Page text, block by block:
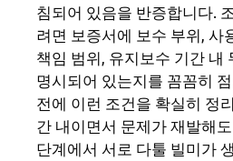
침되어 있음을 반증합니다.
려면 보증서에 보수 부위, 사
책임 범위, 유지보수 기간 내
명시되어 있는지를 꼼꼼히
전에 이런 조건을 확실히 정
간 내이면서 문제가 재발해
단계에서 서로 다툴 빌미가